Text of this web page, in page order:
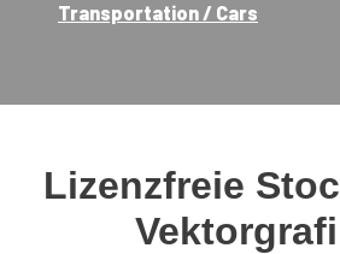
Transportation / Cars
Lizenzfreie